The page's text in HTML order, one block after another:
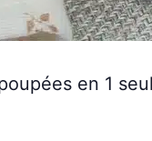
en 1